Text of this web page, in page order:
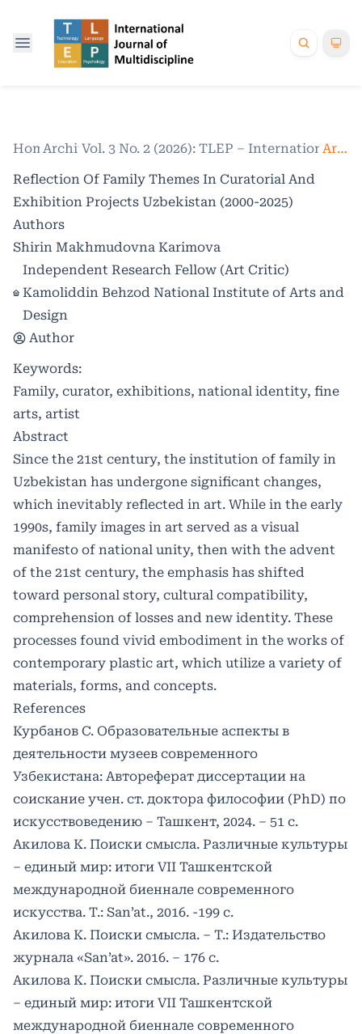
Home /
Archives /
Vol. 3 No. 2 (2026): TLEP – International
Articles
Reflection Of Family Themes In Curatorial And
Exhibition Projects Uzbekistan (2000-2025)
Authors
Shirin Makhmudovna Karimova
Independent Research Fellow (Art Critic)
Kamoliddin Behzod National Institute of Arts and
Design
Author
Keywords:
Family, curator, exhibitions, national identity, fine
arts, artist
Abstract
Since the 21st century, the institution of family in
Uzbekistan has undergone significant changes,
which inevitably reflected in art. While in the early
1990s, family images in art served as a visual
manifesto of national unity, then with the advent
of the 21st century, the emphasis has shifted
toward personal story, cultural compatibility,
comprehension of losses and new identity. These
processes found vivid embodiment in the works of
contemporary plastic art, which utilize a variety of
materials, forms, and concepts.
References
Курбанов С. Образовательные аспекты в
деятельности музеев современного
Узбекистана: Автореферат диссертации на
соискание учен. ст. доктора философии (PhD) по
искусствоведению – Ташкент, 2024. – 51 с.
Акилова К. Поиски смысла. Различные культуры
– единый мир: итоги VII Ташкентской
международной биеннале современного
искусства. Т.: San’at., 2016. -199 с.
Акилова К. Поиски смысла. – Т.: Издательство
журнала «San’at». 2016. – 176 с.
Акилова К. Поиски смысла. Различные культуры
– единый мир: итоги VII Ташкентской
международной биеннале современного